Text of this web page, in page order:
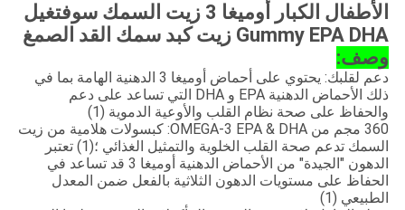
الأطفال الكبار أوميغا 3 زيت السمك سوفتغيل
Gummy EPA DHA زيت كبد سمك القد الصمغ
وصف:
دعم لقلبك: يحتوي على أحماض أوميغا 3 الدهنية الهامة بما في
ذلك الأحماض الدهنية EPA و DHA التي تساعد على دعم
والحفاظ على صحة نظام القلب والأوعية الدموية (1)
360 مجم من OMEGA-3 EPA & DHA: كبسولات هلامية من زيت
السمك تدعم صحة القلب الخلوية والتمثيل الغذائي ؛(1) تعتبر
الدهون "الجيدة" من الأحماض الدهنية أوميغا 3 قد تساعد في
الحفاظ على مستويات الدهون الثلاثية بالفعل ضمن المعدل
الطبيعي (1)